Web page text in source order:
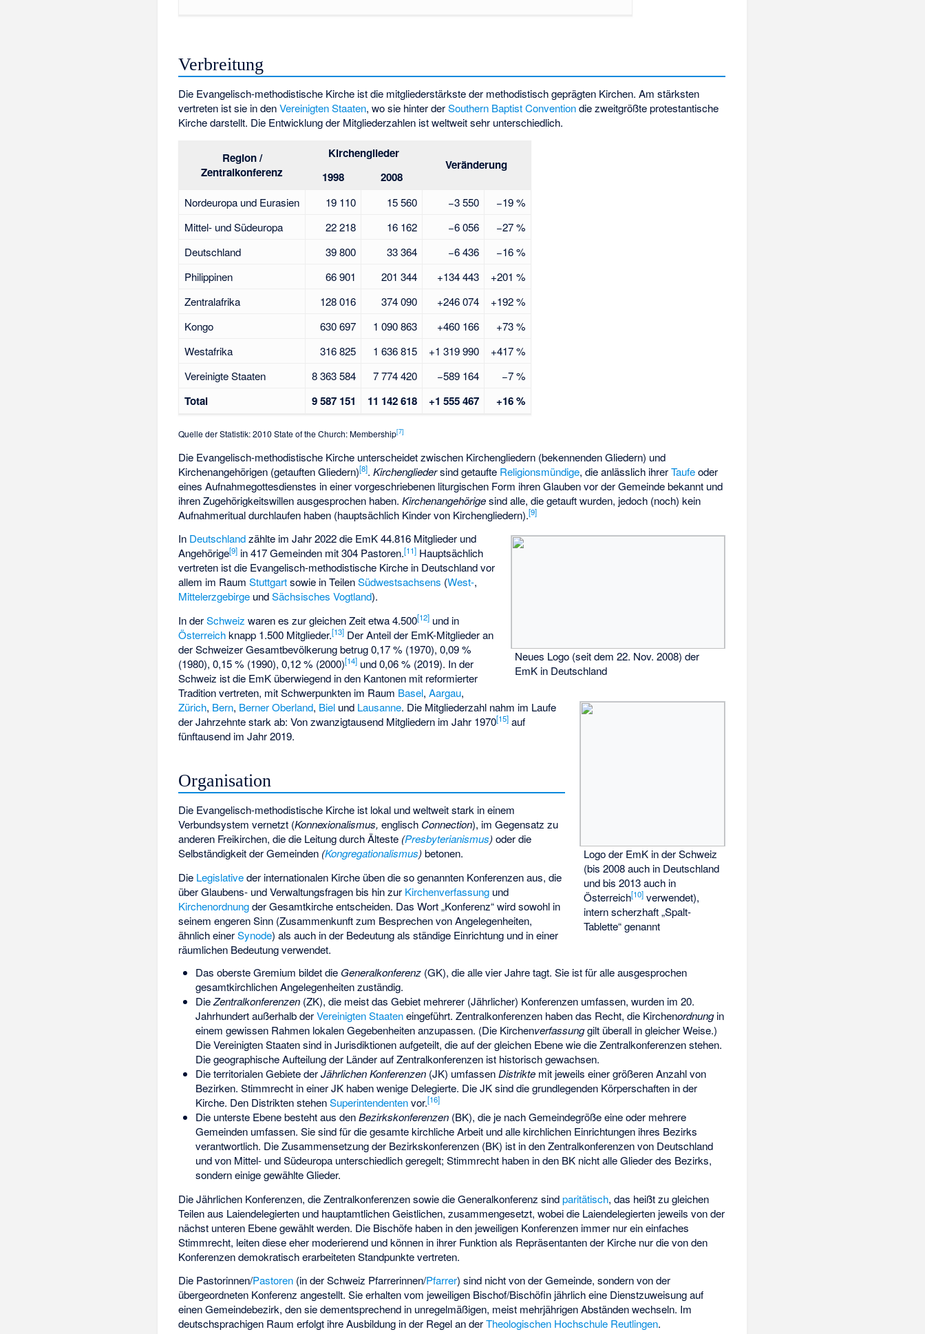
Verbreitung
Die Evangelisch-methodistische Kirche ist die mitgliederstärkste der methodistisch geprägten Kirchen. Am stärksten
vertreten ist sie in denVereinigten Staaten, wo sie hinter derSouthern Baptist Conventiondie zweitgrößte protestantische
Kirche darstellt. Die Entwicklung der Mitgliederzahlen ist weltweit sehr unterschiedlich.
Region /
Zentralkonferenz
Kirchenglieder
Veränderung
1998
2008
Nordeuropa und Eurasien 19 110 15 560 −3 550
−19 %
Mittel- und Südeuropa
22 218 16 162 −6 056
−27 %
Deutschland
39 800 33 364 −6 436
−16 %
Philippinen
66 901 201 344 +134 443
+201 %
Zentralafrika
128 016 374 090 +246 074
+192 %
Kongo
630 697 1 090 863 +460 166
+73 %
Westafrika
316 825 1 636 815 +1 319 990
+417 %
Vereinigte Staaten
8 363 584 7 774 420 −589 164 −7 %
Total 9 587 151 11 142 618 +1 555 467 +16 %
Quelle der Statistik: 2010 State of the Church: Membership[7]
Die Evangelisch-methodistische Kirche unterscheidet zwischen Kirchengliedern (bekennenden Gliedern) und
Kirchenangehörigen (getauften Gliedern)[8].Kirchengliedersind getaufte Religionsmündige, die anlässlich ihrerTaufeoder
eines Aufnahmegottesdienstes in einer vorgeschriebenen liturgischen Form ihren Glauben vor der Gemeinde bekannt und
ihren Zugehörigkeitswillen ausgesprochen haben.Kirchenangehörigesind alle, die getauft wurden, jedoch (noch) kein
Aufnahmeritual durchlaufen haben (hauptsächlich Kinder von Kirchengliedern).[9]
Neues Logo (seit dem 22. Nov. 2008) der
EmK in Deutschland
Logo der EmK in der Schweiz
(bis 2008 auch in Deutschland
und bis 2013 auch in
Österreich[10] verwendet),
intern scherzhaft „Spalt-
Tablette“ genannt
In Deutschlandzählte im Jahr 2022 die EmK 44.816 Mitglieder und
Angehörige[9] in 417 Gemeinden mit 304 Pastoren.[11] Hauptsächlich
vertreten ist die Evangelisch-methodistische Kirche in Deutschland vor
allem im RaumStuttgartsowie in TeilenSüdwestsachsens (West-,
Mittelerzgebirge undSächsisches Vogtland).
In derSchweiz waren es zur gleichen Zeit etwa 4.500[12] und in
Österreichknapp 1.500 Mitglieder.[13] Der Anteil der EmK-Mitglieder an
der Schweizer Gesamtbevölkerung betrug 0,17 % (1970), 0,09 %
(1980), 0,15 % (1990), 0,12 % (2000)[14] und 0,06 % (2019). In der
Schweiz ist die EmK überwiegend in den Kantonen mit reformierter
Tradition vertreten, mit Schwerpunkten im Raum Basel,Aargau,
Zürich, Bern, Berner Oberland, Biel und Lausanne. Die Mitgliederzahl nahm im Laufe
der Jahrzehnte stark ab: Von zwanzigtausend Mitgliedern im Jahr 1970[15] auf
fünftausend im Jahr 2019.
Organisation
Die Evangelisch-methodistische Kirche ist lokal und weltweit stark in einem
Verbundsystem vernetzt (Konnexionalismus, englisch Connection), im Gegensatz zu
anderen Freikirchen, die die Leitung durch Älteste (Presbyterianismus)oder die
Selbständigkeit der Gemeinden (Kongregationalismus)betonen.
Die Legislativeder internationalen Kirche üben die so genannten Konferenzen aus, die
über Glaubens- und Verwaltungsfragen bis hin zur Kirchenverfassung und
Kirchenordnungder Gesamtkirche entscheiden. Das Wort „Konferenz“ wird sowohl in
seinem engeren Sinn (Zusammenkunft zum Besprechen von Angelegenheiten,
ähnlich einerSynode) als auch in der Bedeutung als ständige Einrichtung und in einer
räumlichen Bedeutung verwendet.
Das oberste Gremium bildet die Generalkonferenz(GK), die alle vier Jahre tagt. Sie ist für alle ausgesprochen
gesamtkirchlichen Angelegenheiten zuständig.
DieZentralkonferenzen(ZK), die meist das Gebiet mehrerer (Jährlicher) Konferenzen umfassen, wurden im 20.
Jahrhundert außerhalb derVereinigten Staateneingeführt. Zentralkonferenzen haben das Recht, die Kirchenordnungin
einem gewissen Rahmen lokalen Gegebenheiten anzupassen. (Die Kirchenverfassunggilt überall in gleicher Weise.)
Die Vereinigten Staaten sind in Jurisdiktionen aufgeteilt, die auf der gleichen Ebene wie die Zentralkonferenzen stehen.
Die geographische Aufteilung der Länder auf Zentralkonferenzen ist historisch gewachsen.
Die territorialen Gebiete derJährlichen Konferenzen(JK) umfassenDistriktemit jeweils einer größeren Anzahl von
Bezirken. Stimmrecht in einer JK haben wenige Delegierte. Die JK sind die grundlegenden Körperschaften in der
Kirche. Den Distrikten stehenSuperintendentenvor.[16]
Die unterste Ebene besteht aus denBezirkskonferenzen(BK), die je nach Gemeindegröße eine oder mehrere
Gemeinden umfassen. Sie sind für die gesamte kirchliche Arbeit und alle kirchlichen Einrichtungen ihres Bezirks
verantwortlich. Die Zusammensetzung der Bezirkskonferenzen (BK) ist in den Zentralkonferenzen von Deutschland
und von Mittel- und Südeuropa unterschiedlich geregelt; Stimmrecht haben in den BK nicht alle Glieder des Bezirks,
sondern einige gewählte Glieder.
Die Jährlichen Konferenzen, die Zentralkonferenzen sowie die Generalkonferenz sindparitätisch, das heißt zu gleichen
Teilen aus Laiendelegierten und hauptamtlichen Geistlichen, zusammengesetzt, wobei die Laiendelegierten jeweils von der
nächst unteren Ebene gewählt werden. Die Bischöfe haben in den jeweiligen Konferenzen immer nur ein einfaches
Stimmrecht, leiten diese eher moderierend und können in ihrer Funktion als Repräsentanten der Kirche nur die von den
Konferenzen demokratisch erarbeiteten Standpunkte vertreten.
Die Pastorinnen/Pastoren (in der Schweiz Pfarrerinnen/Pfarrer) sind nicht von der Gemeinde, sondern von der
übergeordneten Konferenz angestellt. Sie erhalten vom jeweiligen Bischof/Bischöfin jährlich eine Dienstzuweisung auf
einen Gemeindebezirk, den sie dementsprechend in unregelmäßigen, meist mehrjährigen Abständen wechseln. Im
deutschsprachigen Raum erfolgt ihre Ausbildung in der Regel an derTheologischen Hochschule Reutlingen.